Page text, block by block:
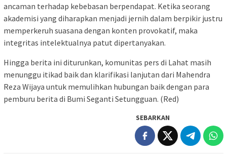
ancaman terhadap kebebasan berpendapat. Ketika seorang
akademisi yang diharapkan menjadi jernih dalam berpikir justru
memperkeruh suasana dengan konten provokatif, maka
integritas intelektualnya patut dipertanyakan.
Hingga berita ini diturunkan, komunitas pers di Lahat masih
menunggu itikad baik dan klarifikasi lanjutan dari Mahendra
Reza Wijaya untuk memulihkan hubungan baik dengan para
pemburu berita di Bumi Seganti Setungguan. (Red)
SEBARKAN